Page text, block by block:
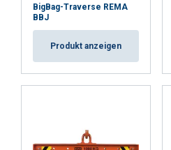
BigBag-Traverse REMA
BBJ
Produkt anzeigen
haben.
Unbedingt
erforderlich